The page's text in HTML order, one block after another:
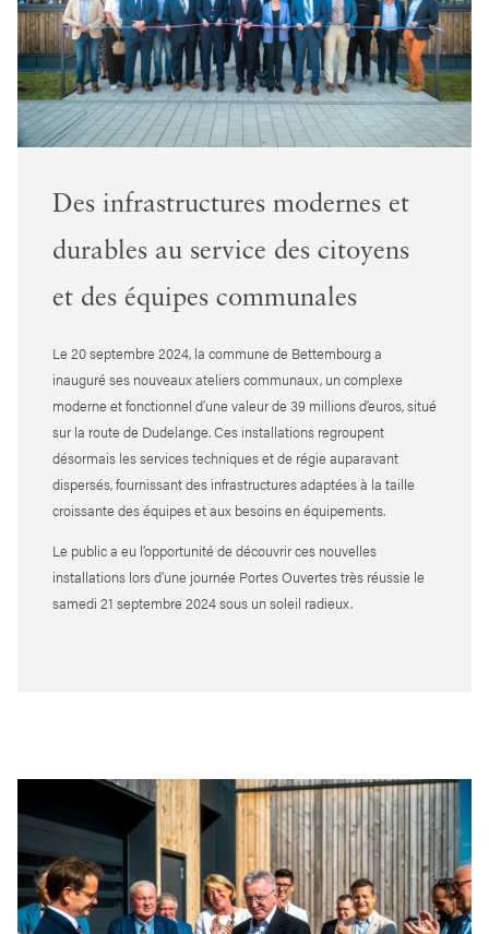
Des infrastructures modernes et
durables au service des citoyens
et des équipes communales
Le 20 septembre 2024, la commune de Bettembourg a
inauguré ses nouveaux ateliers communaux, un complexe
moderne et fonctionnel d’une valeur de 39 millions d’euros, situé
sur la route de Dudelange. Ces installations regroupent
désormais les services techniques et de régie auparavant
dispersés, fournissant des infrastructures adaptées à la taille
croissante des équipes et aux besoins en équipements.
Le public a eu l’opportunité de découvrir ces nouvelles
installations lors d’une journée Portes Ouvertes très réussie le
samedi 21 septembre 2024 sous un soleil radieux.